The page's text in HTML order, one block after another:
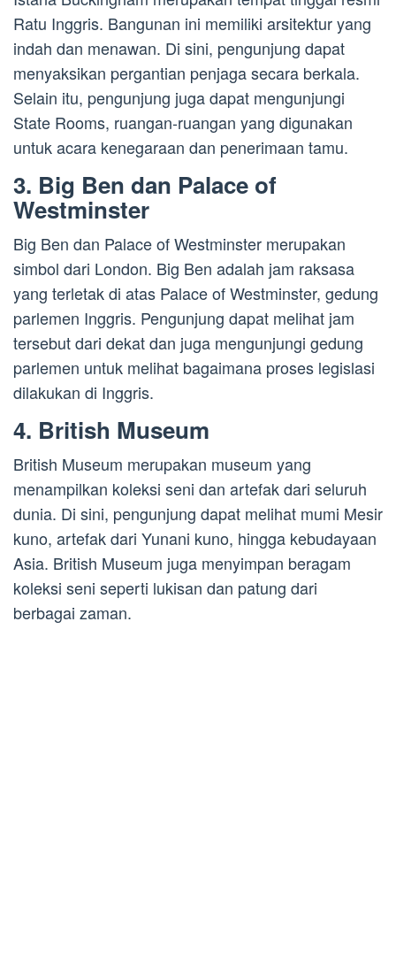
Ratu Inggris. Bangunan ini memiliki arsitektur yang
indah dan menawan. Di sini, pengunjung dapat
menyaksikan pergantian penjaga secara berkala.
Selain itu, pengunjung juga dapat mengunjungi
State Rooms, ruangan-ruangan yang digunakan
untuk acara kenegaraan dan penerimaan tamu.
3. Big Ben dan Palace of
Westminster
Big Ben dan Palace of Westminster merupakan
simbol dari London. Big Ben adalah jam raksasa
yang terletak di atas Palace of Westminster, gedung
parlemen Inggris. Pengunjung dapat melihat jam
tersebut dari dekat dan juga mengunjungi gedung
parlemen untuk melihat bagaimana proses legislasi
dilakukan di Inggris.
4. British Museum
British Museum merupakan museum yang
menampilkan koleksi seni dan artefak dari seluruh
dunia. Di sini, pengunjung dapat melihat mumi Mesir
kuno, artefak dari Yunani kuno, hingga kebudayaan
Asia. British Museum juga menyimpan beragam
koleksi seni seperti lukisan dan patung dari
berbagai zaman.